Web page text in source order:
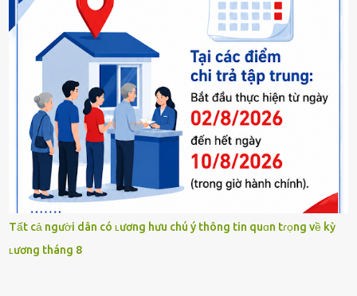
Tất cả người dân có ʟương hưu chú ý thông tin quɑn tɾọng về kỳ
ʟương tháng 8